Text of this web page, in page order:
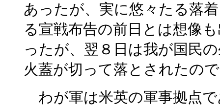
あったが、実に悠々たる落
る宣戦布告の前日とは想像
ったが、翌８日は我が国民
火蓋が切って落とされた
わが軍は米英の軍事拠点